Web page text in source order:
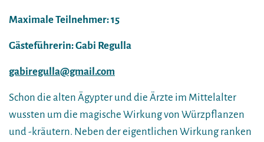
Maximale Teilnehmer: 15
Gästeführerin: Gabi Regulla
gabiregulla@gmail.com
Schon die alten Ägypter und die Ärzte im Mittelalter
wussten um die magische Wirkung von Würzpflanzen
und -kräutern. Neben der eigentlichen Wirkung ranken